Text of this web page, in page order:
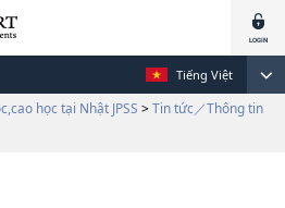
Tiếng Việt
học tại Nhật JPSS > Tin tức／Thông tin